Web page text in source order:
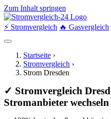
Zum Inhalt springen
⚡ Stromvergleich 🔥 Gasvergleich
Startseite ›
Stromvergleich ›
Strom Dresden
✓ Stromvergleich
Stromanbieter